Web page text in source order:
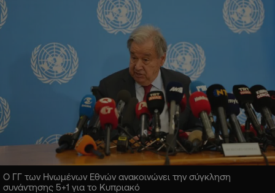
Ο ΓΓ των Ηνωμένων Εθνών ανακοινώνει την σύγκληση
συνάντησης 5+1 για το Κυπριακό